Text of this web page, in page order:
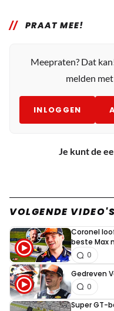
PRAAT MEE!
Meepraten? Dat
melden
INLOGGEN
Je kunt de
VOLGENDE VIDEO'S
Coronel
beste Max
0
Gedreven
0
Super GT-